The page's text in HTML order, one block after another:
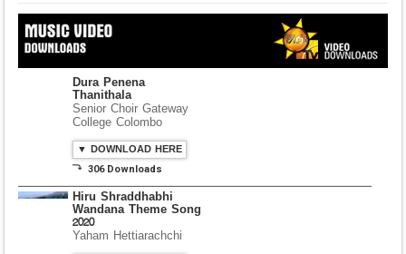
Dura Penena
Thanithala
Senior Choir Gateway
College Colombo
▼ DOWNLOAD HERE
⤵ 306 Downloads
Hiru Shraddhabhi
Wandana Theme Song
2020
Yaham Hettiarachchi